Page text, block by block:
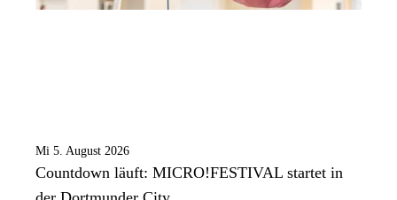
Mi 5. August 2026
Countdown läuft: MICRO!FESTIVAL startet in